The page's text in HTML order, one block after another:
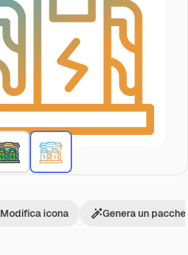
Modifica icona Genera un